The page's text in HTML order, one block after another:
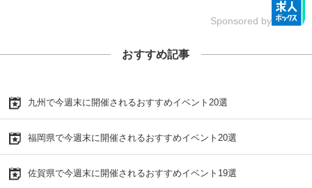
Sponsored by
おすすめ記事
九州で今週末に開催されるおすすめイベント20選
福岡県で今週末に開催されるおすすめイベント20選
佐賀県で今週末に開催されるおすすめイベント19選